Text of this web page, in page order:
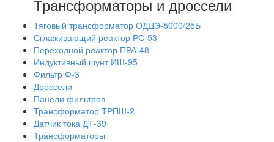
Трансформаторы и дроссели
Тяговый трансформатор ОДЦЭ-5000/25Б
Сглаживающий реактор РС-53
Переходной реактор ПРА-48
Индуктивный шунт ИШ-95
Фильтр Ф-3
Дроссели
Панели фильтров
Трансформатор ТРПШ-2
Датчик тока ДТ-39
Трансформаторы